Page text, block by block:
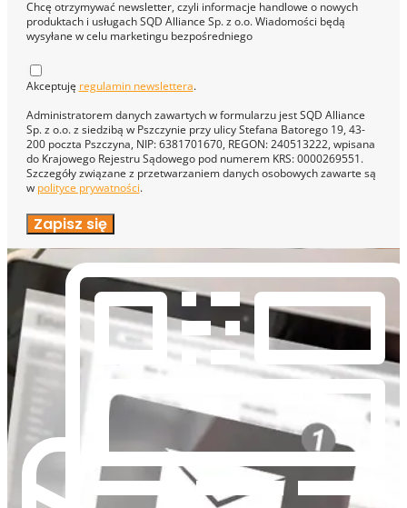
Chcę otrzymywać newsletter, czyli informacje handlowe o nowych
produktach i usługach SQD Alliance Sp. z o.o. Wiadomości będą
wysyłane w celu marketingu bezpośredniego
Akceptuję regulamin newslettera.
Administratorem danych zawartych w formularzu jest SQD Alliance
Sp. z o.o. z siedzibą w Pszczynie przy ulicy Stefana Batorego 19, 43-
200 poczta Pszczyna, NIP: 6381701670, REGON: 240513222, wpisana
do Krajowego Rejestru Sądowego pod numerem KRS: 0000269551.
Szczegóły związane z przetwarzaniem danych osobowych zawarte są
w polityce prywatności.
Zapisz się